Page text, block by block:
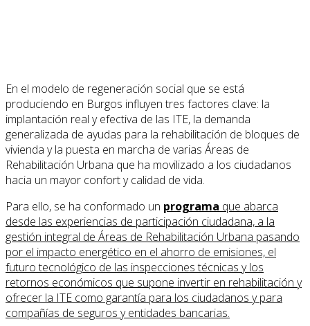
En el modelo de regeneración social que se está
produciendo en Burgos influyen tres factores clave: la
implantación real y efectiva de las ITE, la demanda
generalizada de ayudas para la rehabilitación de bloques de
vivienda y la puesta en marcha de varias Áreas de
Rehabilitación Urbana que ha movilizado a los ciudadanos
hacia un mayor confort y calidad de vida.
Para ello, se ha conformado un programa que abarca
desde las experiencias de participación ciudadana, a la
gestión integral de Áreas de Rehabilitación Urbana pasando
por el impacto energético en el ahorro de emisiones, el
futuro tecnológico de las inspecciones técnicas y los
retornos económicos que supone invertir en rehabilitación y
ofrecer la ITE como garantía para los ciudadanos y para
compañías de seguros y entidades bancarias.